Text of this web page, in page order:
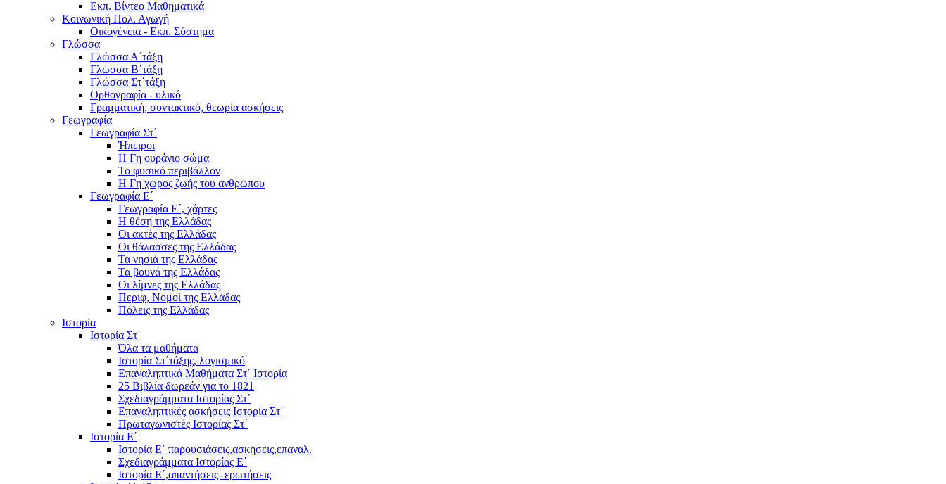
Εκπ. Βίντεο Μαθηματικά
Κοινωνική Πολ. Αγωγή
Οικογένεια - Εκπ. Σύστημα
Γλώσσα
Γλώσσα Α΄τάξη
Γλώσσα Β΄τάξη
Γλώσσα Στ΄τάξη
Ορθογραφία - υλικό
Γραμματική, συντακτικό, θεωρία ασκήσεις
Γεωγραφία
Γεωγραφία Στ΄
Ήπειροι
Η Γη ουράνιο σώμα
Το φυσικό περιβάλλον
Η Γη χώρος ζωής του ανθρώπου
Γεωγραφία Ε΄
Γεωγραφία Ε΄, χάρτες
Η θέση της Ελλάδας
Οι ακτές της Ελλάδας
Οι θάλασσες της Ελλάδας
Τα νησιά της Ελλάδας
Τα βουνά της Ελλάδας
Οι λίμνες της Ελλάδας
Περιφ, Νομοί της Ελλάδας
Πόλεις της Ελλάδας
Ιστορία
Ιστορία Στ΄
Όλα τα μαθήματα
Ιστορία Στ΄τάξης, λογισμικό
Επαναληπτικά Μαθήματα Στ΄ Ιστορία
25 Βιβλία δωρεάν για το 1821
Σχεδιαγράμματα Ιστορίας Στ΄
Επαναληπτικές ασκήσεις Ιστορία Στ΄
Πρωταγωνιστές Ιστορίας Στ΄
Ιστορία Ε΄
Ιστορία Ε΄ παρουσιάσεις,ασκήσεις,επαναλ.
Σχεδιαγράμματα Ιστορίας Ε΄
Ιστορία Ε΄,απαντήσεις- ερωτήσεις